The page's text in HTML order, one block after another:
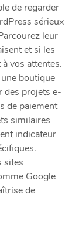
de regarder
sérieux
leur
et si les
vos attentes.
boutique
des projets e-
de paiement
similaires
indicateur
sites
Google
de